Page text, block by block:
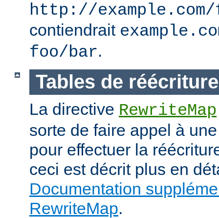
http://
contiendrait
foo/bar.
Tables de réécriture
La directive RewriteMap
sorte de faire appel à
pour effectuer la
ceci est décrit plus en
Documentation
RewriteMap.